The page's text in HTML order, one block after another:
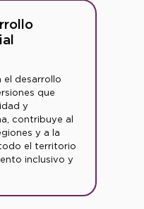
el desarrollo
que
y
contribuye al
y a la
el territorio
inclusivo y